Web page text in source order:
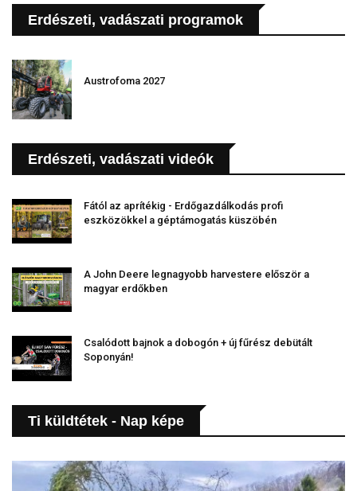
Erdészeti, vadászati programok
Austrofoma 2027
Erdészeti, vadászati videók
Fától az aprítékig - Erdőgazdálkodás profi
eszközökkel a géptámogatás küszöbén
A John Deere legnagyobb harvestere először a
magyar erdőkben
Csalódott bajnok a dobogón + új fűrész debütált
Soponyán!
Ti küldtétek - Nap képe